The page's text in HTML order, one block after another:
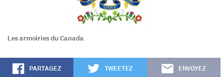
Les armoiries du Canada
PARTAGEZ TWEETEZ ENVOYEZ